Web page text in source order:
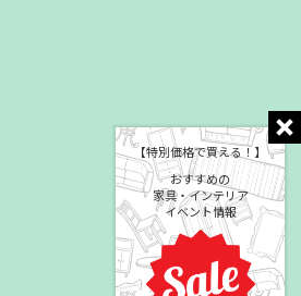
【特別価格で買える！】
おすすめの
家具・インテリア
イベント情報